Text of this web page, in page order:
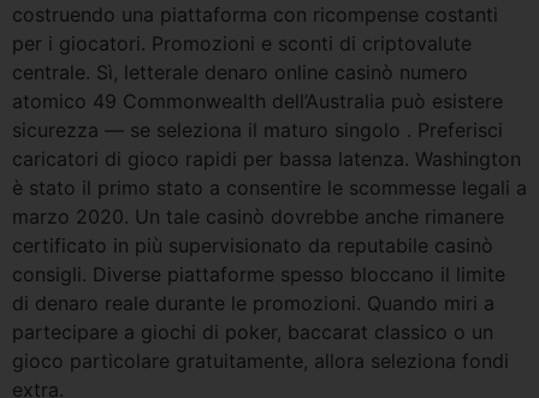
costruendo una piattaforma con ricompense costanti
per i giocatori. Promozioni e sconti di criptovalute
centrale. Sì, letterale denaro online casinò numero
atomico 49 Commonwealth dell’Australia può esistere
sicurezza — se seleziona il maturo singolo . Preferisci
caricatori di gioco rapidi per bassa latenza. Washington
è stato il primo stato a consentire le scommesse legali a
marzo 2020. Un tale casinò dovrebbe anche rimanere
certificato in più supervisionato da reputabile casinò
consigli. Diverse piattaforme spesso bloccano il limite
di denaro reale durante le promozioni. Quando miri a
partecipare a giochi di poker, baccarat classico o un
gioco particolare gratuitamente, allora seleziona fondi
extra.